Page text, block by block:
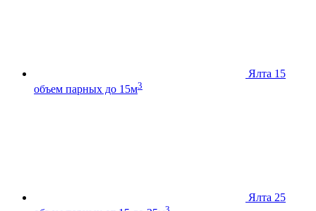
Ялта 15
объем парных до 15м3
Ялта 25